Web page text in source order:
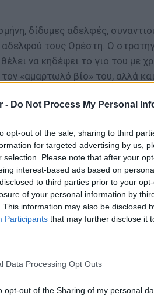
- Do Not Process My Personal
opt-out of the sale, sharing to third
for targeted advertising by us,
selection. Please note that after your
interest-based ads based on
to third parties prior to your
of your personal information by
This information may also be disclosed
Participants that may further disclose it
Data Processing Opt Outs
opt-out of the Sharing of my personal
δίδυμες αδελφές,
αδελφού τους Ορέστη. Ο
να κηδέψει το γιο του με
«αμαρτωλό βίο» του, αλλά
αποκληρώσει. Μόνο που ο
και να γίνει ένα περήφανο
Η Αντιγόνη έρχεται
χρειαστεί ακόμα και να…
σας»: Ξέρετε τι είναι τα
παραστάσεις της
πολύ μεγάλο πράγμα; Έχετε
ΜΘΕ (μεταθανάτια
πράγματα δεν καταλήγουν
ή ελπίζουμε να
στο χώμα. Ή και όχι…